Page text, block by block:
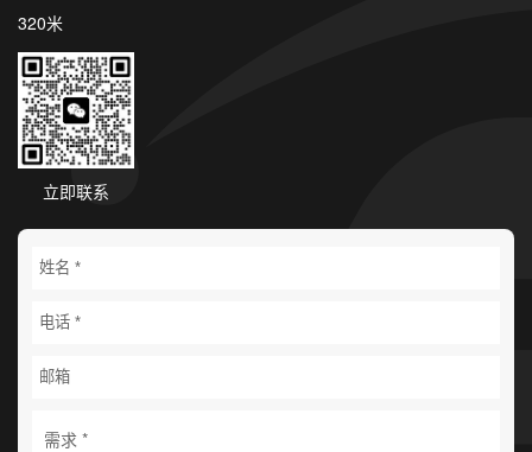
320米
立即联系